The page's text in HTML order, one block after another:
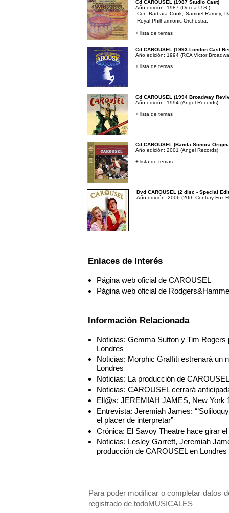
Cd CAROUSEL (1987 Studio Cast)
Año edición: 1987 (Decca U.S.)
Con Barbara Cook, Samuel Ramey,
Royal Philharmonic Orchestra.
+ lista de temas
Cd CAROUSEL (1993 London Cast
Año edición: 1994 (RCA Victor
+ lista de temas
Cd CAROUSEL (1994 Broadway
Año edición: 1994 (Angel Records)
+ lista de temas
Cd CAROUSEL (Banda Sonora
Año edición: 2001 (Angel Records)
+ lista de temas
Dvd CAROUSEL (2 disc - Special
Año edición: 2006 (20th Century Fox
Enlaces de Interés
Página web oficial de CAROUSEL
Página web oficial de
Información Relacionada
Noticias: Gemma Sutton y Tim
Londres
Noticias: Morphic Graffiti estrenará un
Londres
Noticias: La producción de
Noticias: CAROUSEL cerrará
Ell@s: JEREMIAH JAMES, New York
Entrevista: Jeremiah James:
el placer de interpretar”
Crónica: El Savoy Theatre hace girar
Noticias: Lesley Garrett, Jeremiah
producción de CAROUSEL en Londres
Para poder modificar o completar datos
registrado de todoMUSICALES